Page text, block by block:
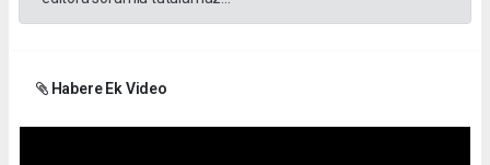
Habere Ek Video